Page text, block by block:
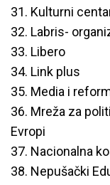
Civilno
ukidanja
31. Kulturni
32. Labris-
33. Libero
34. Link plus
35. Media i
36. Mreža za
Evropi
37. Nacionalna
38. Nepušački